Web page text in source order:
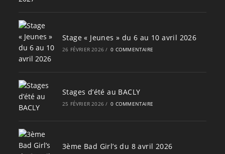
Stage « Jeunes » du 6 au 10 avril 2026
26 FÉVRIER 2026 / 0 COMMENTAIRE
Stages d’été au BACLY
25 FÉVRIER 2026 / 0 COMMENTAIRE
3ème Bad Girl’s du 8 avril 2026